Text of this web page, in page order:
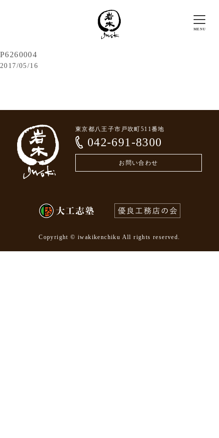
P6260004
2017/05/16
東京都八王子市戸吹町511番地
042-691-8300
お問い合わせ
Copyright © iwakikenchiku All rights reserved.